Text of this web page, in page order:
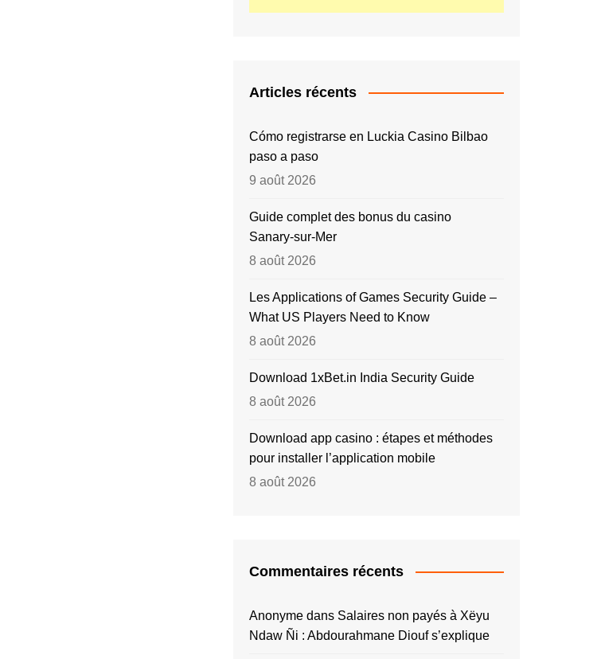
Articles récents
Cómo registrarse en Luckia Casino Bilbao
paso a paso
9 août 2026
Guide complet des bonus du casino
Sanary‑sur‑Mer
8 août 2026
Les Applications of Games Security Guide –
What US Players Need to Know
8 août 2026
Download 1xBet.in India Security Guide
8 août 2026
Download app casino : étapes et méthodes
pour installer l’application mobile
8 août 2026
Commentaires récents
Anonyme dans Salaires non payés à Xëyu
Ndaw Ñi : Abdourahmane Diouf s’explique